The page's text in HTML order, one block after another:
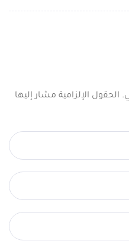
الحقول الإلزامية مشار إليها